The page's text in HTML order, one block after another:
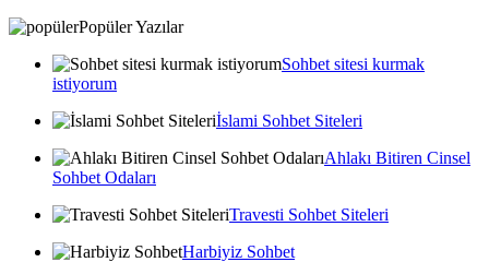
Popüler Yazılar
Sohbet sitesi kurmak
istiyorum
İslami Sohbet Siteleri
Ahlakı Bitiren Cinsel
Sohbet Odaları
Travesti Sohbet Siteleri
Harbiyiz Sohbet